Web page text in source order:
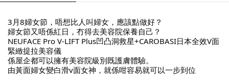
3月8婦女節，唔想比人叫婦女，應該點做好？
婦女節又唔係紅日，冇得去美容院保養自己？
NEUFACE Pro V-LIFT Plus凹凸洞救星+CAROBASI日本全效V面
緊緻提拉美容儀
係屋企都可以擁有美容院級別既護膚體驗。
由黃面婦女變白滑v面女神，就係咁容易就可以一步到位